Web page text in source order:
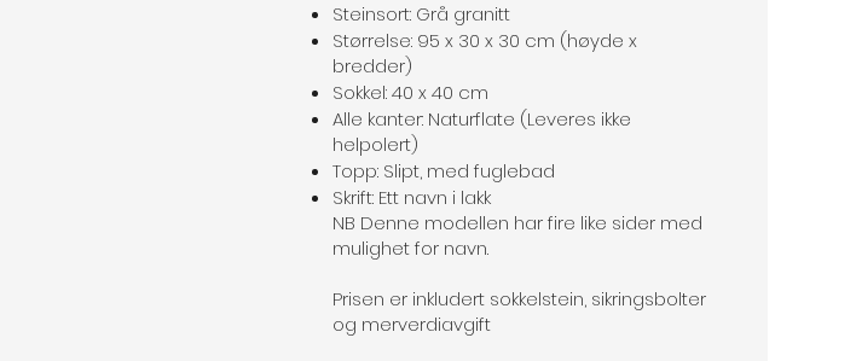
Steinsort: Grå granitt
Størrelse: 95 x 30 x 30 cm (høyde x
bredder)
Sokkel: 40 x 40 cm
Alle kanter: Naturflate (Leveres ikke
helpolert)
Topp: Slipt, med fuglebad
Skrift: Ett navn i lakk
NB Denne modellen har fire like sider med
mulighet for navn.
Prisen er inkludert sokkelstein, sikringsbolter
og merverdiavgift